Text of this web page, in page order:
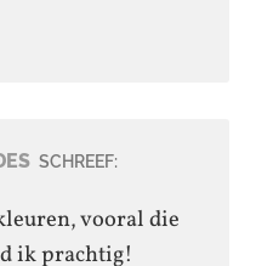
SCHREEF:
vooral die
ik prachtig!